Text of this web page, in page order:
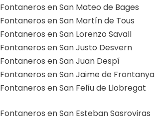
Fontaneros en San Mateo de Bages
Fontaneros en San Martín de Tous
Fontaneros en San Lorenzo Savall
Fontaneros en San Justo Desvern
Fontaneros en San Juan Despí
Fontaneros en San Jaime de Frontanya
Fontaneros en San Felíu de Llobregat
Fontaneros en San Esteban Sasroviras